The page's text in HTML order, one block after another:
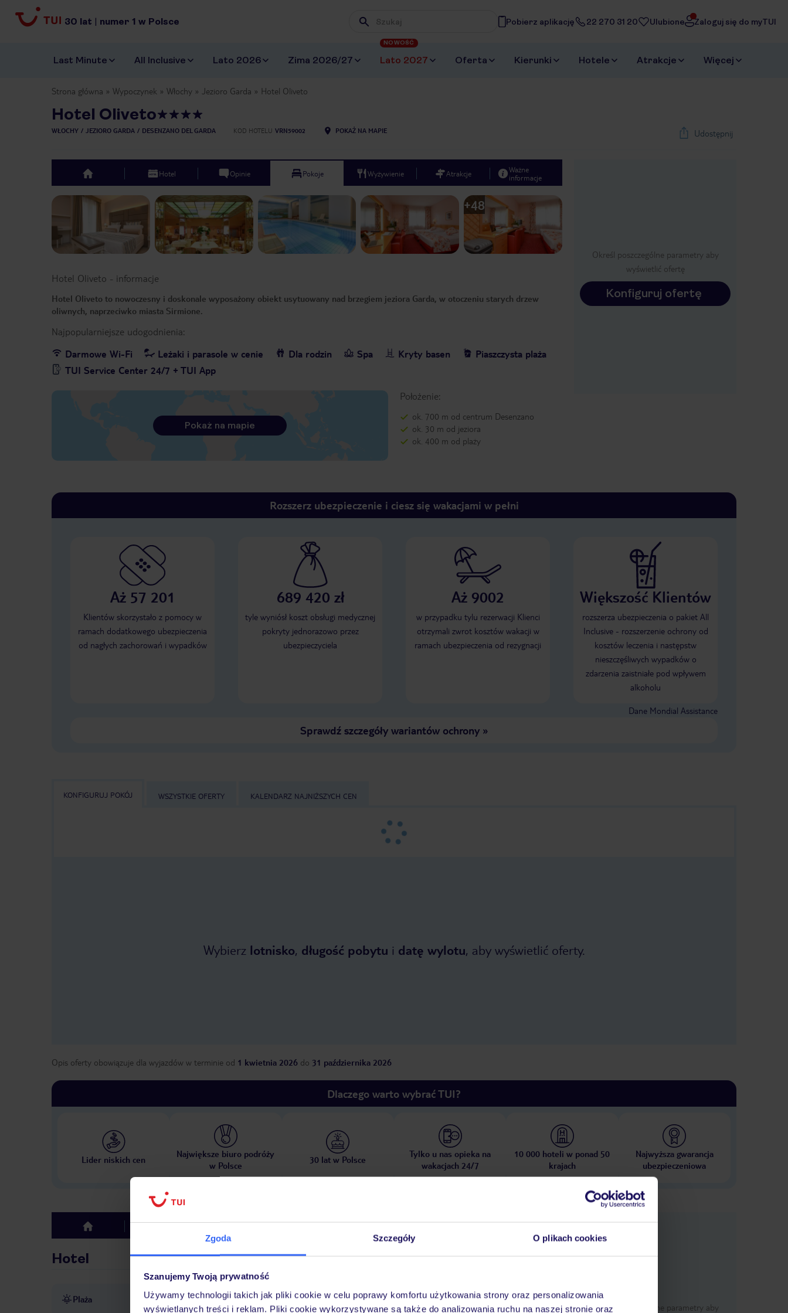
Zgoda Szczegóły O plikach cookies
Szanujemy Twoją prywatność
Używamy technologii takich jak pliki cookie w celu poprawy komfortu użytkowania strony oraz personalizowania
wyświetlanych treści i reklam. Pliki cookie wykorzystywane są także do analizowania ruchu na naszej stronie oraz
30 lat | numer 1 w Polsce Wpisz frazę, której szukasz
Pobierz aplikację 22 270 31 20 Ulubione Zaloguj się do myTUI
Last Minute All Inclusive Lato 2026 Zima 2026/27 Lato 2027
NOWOŚĆ
Oferta Kierunki Hotele Atrakcje Więcej
Strona główna Wypoczynek Włochy Jezioro Garda Hotel Oliveto
Hotel Oliveto
WŁOCHY JEZIORO GARDA DESENZANO DEL GARDA KOD HOTELU VRN59002 POKAŻ NA MAPIE Udostępnij
Określ poszczególne parametry aby
wyświetlić ofertę
Konfiguruj ofertę
top Hotel Opinie Pokoje Wyżywienie Atrakcje
Ważne
informacje
Previous slide Next slide
1/54
+48
Hotel Oliveto - informacje
Hotel Oliveto to nowoczesny i doskonale wyposażony obiekt usytuowany nad brzegiem jeziora Garda, w otoczeniu starych drzew
oliwnych, naprzeciwko miasta Sirmione.
Najpopularniejsze udogodnienia:
Darmowe Wi-Fi
Leżaki i parasole w cenie Dla rodzin Spa Kryty basen
Piaszczysta plaża
TUI Service Center 24/7 + TUI App
Położenie:
ok. 700 m od centrum Desenzano
ok. 30 m od jeziora
ok. 400 m od plaży
Pokaż na mapie
Rozszerz ubezpieczenie i ciesz się wakacjami w pełni
Aż 57 201
Klientów skorzystało z pomocy w
ramach dodatkowego ubezpieczenia
od nagłych zachorowań i wypadków
689 420 zł
tyle wyniósł koszt obsługi medycznej
pokryty jednorazowo przez
ubezpieczyciela
Aż 9002
w przypadku tylu rezerwacji Klienci
otrzymali zwrot kosztów wakacji w
ramach ubezpieczenia od rezygnacji
Większość Klientów
rozszerza ubezpieczenia o pakiet All
Inclusive - rozszerzenie ochrony od
kosztów leczenia i następstw
nieszczęśliwych wypadków o
zdarzenia zaistniałe pod wpływem
alkoholu
Dane Mondial Assistance
Sprawdź szczegóły wariantów ochrony»
KONFIGURUJ POKÓJ WSZYSTKIE OFERTY KALENDARZ NAJNIŻSZYCH CEN
Wybierz lotnisko, długość pobytu i datę wylotu, aby wyświetlić oferty.
Opis oferty obowiązuje dla wyjazdów w terminie od 1 kwietnia 2026 do 31 października 2026
Dlaczego warto wybrać TUI?
Lider niskich cen
Największe biuro podróży
w Polsce
30 lat w Polsce
Tylko u nas opieka na
wakacjach 24/7
10 000 hoteli w ponad 50
krajach
Najwyższa gwarancja
ubezpieczeniowa
top
Ważne
Hotel
Plaża publiczna żwirowa
Określ poszczególne parametry aby